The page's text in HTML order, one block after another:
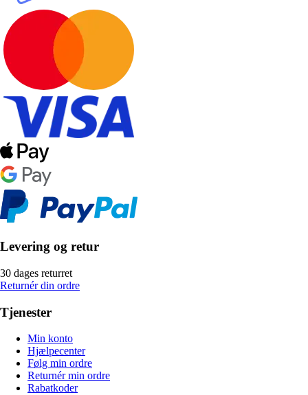
Levering og retur
30 dages returret
Returnér din ordre
Tjenester
Min konto
Hjælpecenter
Følg min ordre
Returnér min ordre
Rabatkoder